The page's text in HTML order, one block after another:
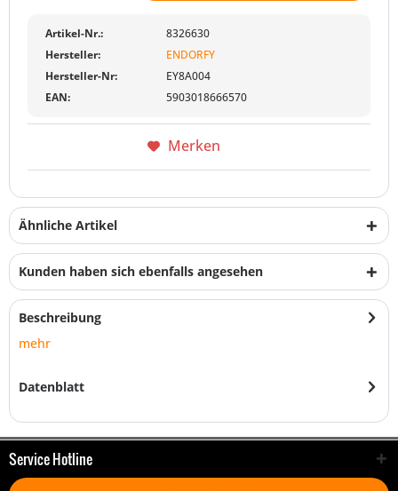
Artikel-Nr.:
8326630
Hersteller:
ENDORFY
Hersteller-Nr:
EY8A004
EAN:
5903018666570
Merken
Ähnliche Artikel
Kunden haben sich ebenfalls angesehen
Beschreibung
mehr
Datenblatt
Service Hotline